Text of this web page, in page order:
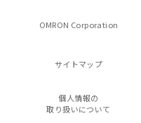
OMRON Corporation
サイトマップ
個人情報の
取り扱いについて